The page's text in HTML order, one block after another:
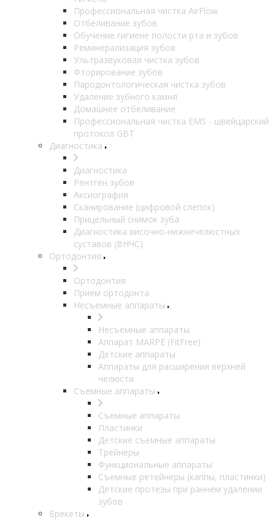
Профессиональная чистка AirFlow
Отбеливание зубов
Обучение гигиене полости рта и зубов
Реминерализация зубов
Ультразвуковая чистка зубов
Фторирование зубов
Пародонтологическая чистка зубов
Удаление зубного камня
Домашнее отбеливание
Профессиональная чистка EMS - швейцарский
протокол GBT
Диагностика
Диагностика
Рентген зубов
Аксиография
Сканирование (цифровой слепок)
Прицельный снимок зуба
Диагностика височно-нижнечелюстных
суставов (ВНЧС)
Ортодонтия
Ортодонтия
Прием ортодонта
Несъемные аппараты
Несъемные аппараты
Аппарат MARPE (FitFree)
Детские аппараты
Аппараты для расширения верхней
челюсти
Съемные аппараты
Съемные аппараты
Пластинки
Детские съемные аппараты
Трейнеры
Функциональные аппараты
Съемные ретейнеры (каппы, пластинки)
Детские протезы при раннем удалении
зубов
Брекеты